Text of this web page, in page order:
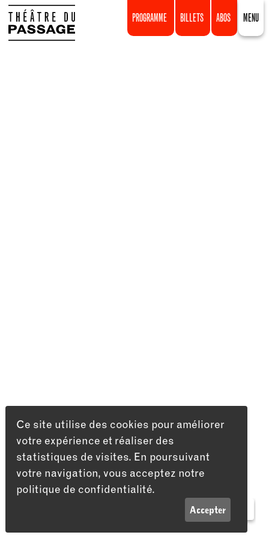
PROGRAMME BILLETS ABOS MENU
INFOS
Ce site utilise des cookies pour améliorer
votre expérience et réaliser des
statistiques de visites. En poursuivant
votre navigation, vous acceptez notre
politique de confidentialité.
Accepter